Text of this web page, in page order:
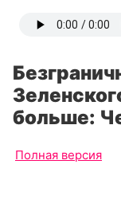
больше:
Полная версия